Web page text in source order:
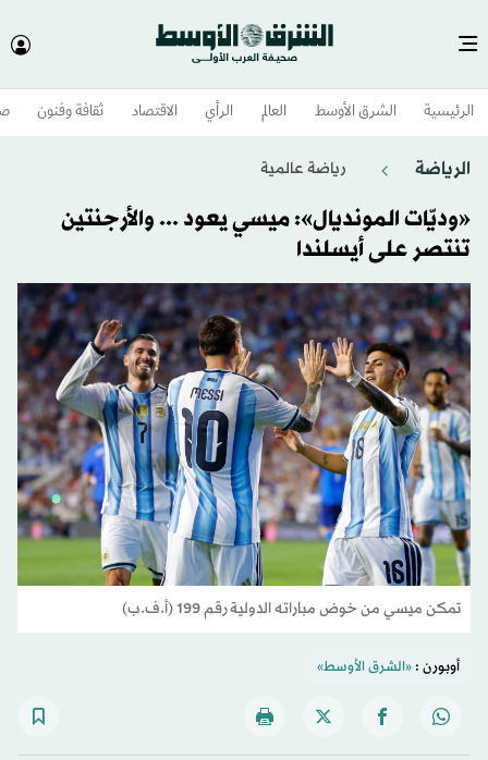
الرئيسية الشرق الأوسط​ العالم الرأي الاقتصاد ثقافة وفنون
الرياضة رياضة عالمية
«وديّات المونديال»: ميسي يعود ... والأرجنتين
تنتصر على أيسلندا
تمكن ميسي من خوض مباراته الدولية رقم 199 (أ.ف.ب)
أوبورن :«الشرق الأوسط»